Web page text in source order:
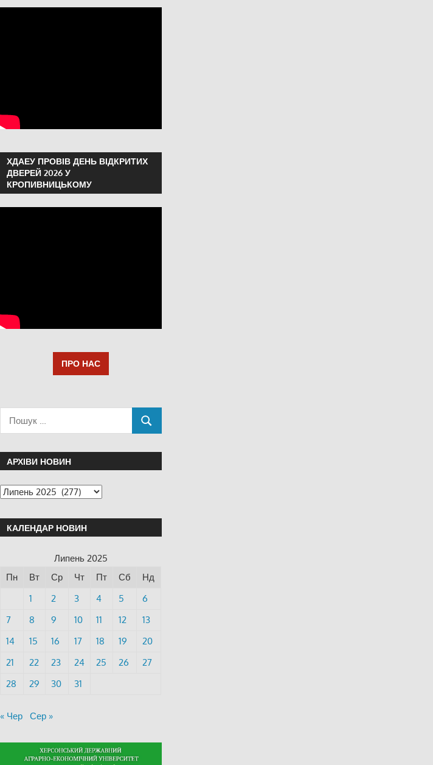
ХДАЕУ ПРОВІВ ДЕНЬ ВІДКРИТИХ
ДВЕРЕЙ 2026 У
КРОПИВНИЦЬКОМУ
ПРО НАС
АРХІВИ НОВИН
КАЛЕНДАР НОВИН
Липень 2025
Пн
Вт Ср Чт Пт Сб
Нд
1
2 3 4 5
6
7
8 9 10 11 12
13
14
15 16 17 18 19
20
21
22 23 24 25 26
27
28
29 30 31
« Чер Сер »